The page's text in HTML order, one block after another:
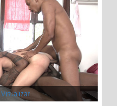
Visualizar